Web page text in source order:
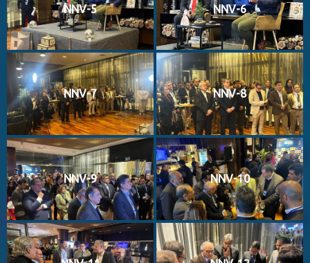
NNV-5 NNV-6
NNV-7 NNV-8
NNV-9 NNV-10